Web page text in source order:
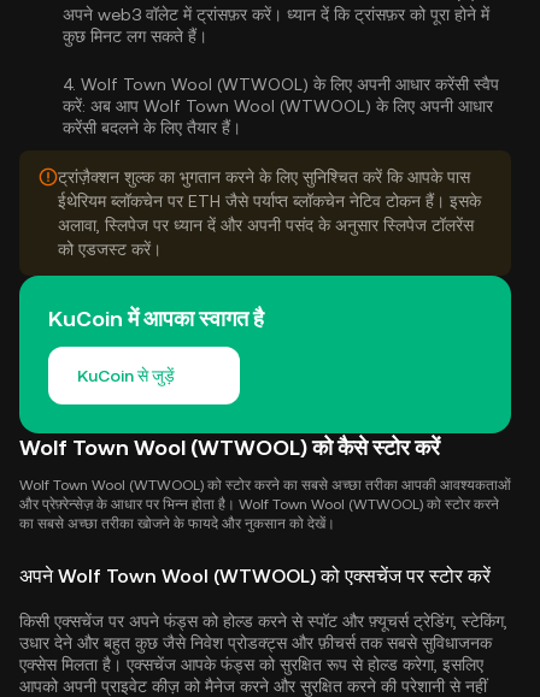
अपने web3 वॉलेट में ट्रांसफ़र करें। ध्यान दें कि ट्रांसफ़र को पूरा होने में
कुछ मिनट लग सकते हैं।
4. Wolf Town Wool (WTWOOL) के लिए अपनी आधार करेंसी स्वैप
करें: अब आप Wolf Town Wool (WTWOOL) के लिए अपनी आधार
करेंसी बदलने के लिए तैयार हैं।
ट्रांज़ैक्शन शुल्क का भुगतान करने के लिए सुनिश्चित करें कि आपके पास
ईथेरियम ब्लॉकचेन पर ETH जैसे पर्याप्त ब्लॉकचेन नेटिव टोकन हैं। इसके
अलावा, स्लिपेज पर ध्यान दें और अपनी पसंद के अनुसार स्लिपेज टॉलरेंस
को एडजस्ट करें।
KuCoin में आपका स्वागत है
KuCoin से जुड़ें
Wolf Town Wool (WTWOOL) को कैसे स्टोर करें
Wolf Town Wool (WTWOOL) को स्टोर करने का सबसे अच्छा तरीका आपकी आवश्यकताओं
और प्रेफ़्रेन्सेज़ के आधार पर भिन्न होता है। Wolf Town Wool (WTWOOL) को स्टोर करने
का सबसे अच्छा तरीका खोजने के फायदे और नुकसान को देखें।
अपने Wolf Town Wool (WTWOOL) को एक्सचेंज पर स्टोर करें
किसी एक्सचेंज पर अपने फंड्स को होल्ड करने से स्पॉट और फ़्यूचर्स ट्रेडिंग, स्टेकिंग,
उधार देने और बहुत कुछ जैसे निवेश प्रोडक्ट्स और फ़ीचर्स तक सबसे सुविधाजनक
एक्सेस मिलता है। एक्सचेंज आपके फंड्स को सुरक्षित रूप से होल्ड करेगा, इसलिए
आपको अपनी प्राइवेट कीज़ को मैनेज करने और सुरक्षित करने की परेशानी से नहीं